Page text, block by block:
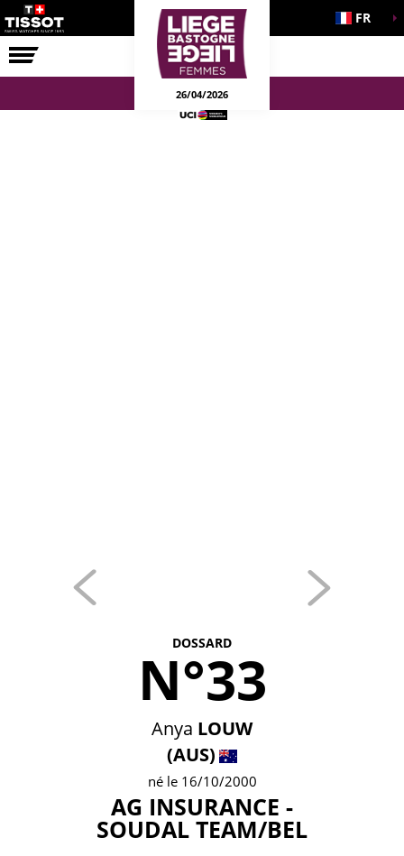
COURSE FR
26/04/2026
DOSSARD
N°33
Anya LOUW
(AUS)
né le 16/10/2000
AG INSURANCE -
SOUDAL TEAM/BEL